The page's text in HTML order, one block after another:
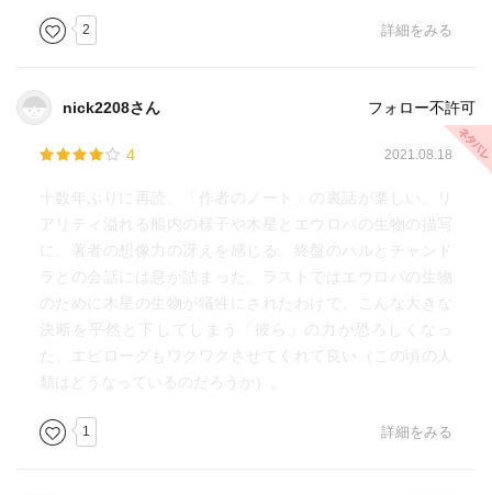
2 詳細をみる
nick2208さん フォロー不許可
4 2021.08.18
十数年ぶりに再読。「作者のノート」の裏話が楽しい。リ
アリティ溢れる船内の様子や木星とエウロパの生物の描写
に、著者の想像力の冴えを感じる。終盤のハルとチャンド
ラとの会話には息が詰まった。ラストではエウロパの生物
のために木星の生物が犠牲にされたわけで、こんな大きな
決断を平然と下してしまう「彼ら」の力が恐ろしくなっ
た。エピローグもワクワクさせてくれて良い（この頃の人
類はどうなっているのだろうか）。
1 詳細をみる